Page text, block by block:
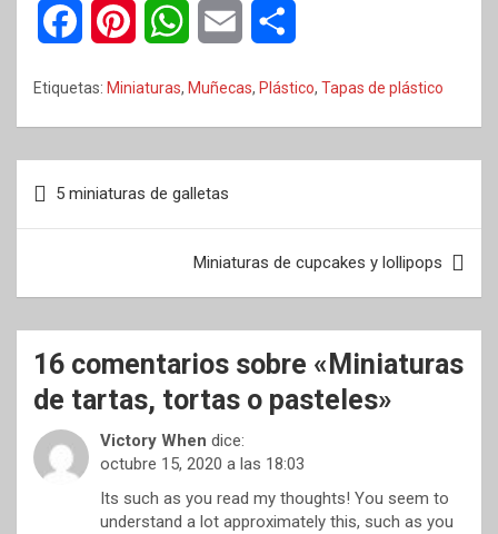
b
k
e
s
t
s
p i
r
Etiquetas: Miniaturas, Muñecas, Plástico, Tapas de plástico
de
5 miniaturas de galletas
Miniaturas de cupcakes y lollipops
16 comentarios sobre « Miniaturas
de tartas, tortas o pasteles»
Victory When dice:
octubre 15, 2020 a las 18:03
Its such as you read my thoughts! You seem to
understand a lot approximately this, such as you